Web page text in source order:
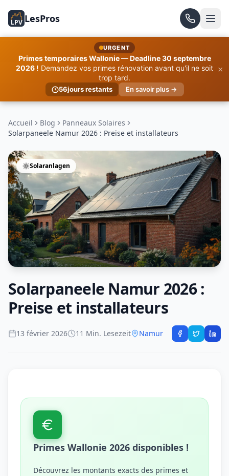
LPV LesPros
URGENT
Primes temporaires Wallonie — Deadline 30 septembre
2026 ! Demandez vos primes rénovation avant qu'il ne soit
trop tard.
56jours restants En savoir plus →
×
Accueil Blog
Panneaux Solaires
Solarpaneele Namur 2026 : Preise et installateurs
Solaranlagen
Solarpaneele Namur 2026 :
Preise et installateurs
13 février 2026 11 Min. Lesezeit Namur
Primes Wallonie 2026 disponibles !
Découvrez les montants exacts des primes et